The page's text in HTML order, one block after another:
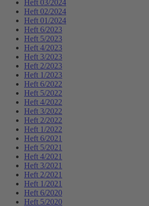
Heft 03/2024
Heft 02/2024
Heft 01/2024
Heft 6/2023
Heft 5/2023
Heft 4/2023
Heft 3/2023
Heft 2/2023
Heft 1/2023
Heft 6/2022
Heft 5/2022
Heft 4/2022
Heft 3/2022
Heft 2/2022
Heft 1/2022
Heft 6/2021
Heft 5/2021
Heft 4/2021
Heft 3/2021
Heft 2/2021
Heft 1/2021
Heft 6/2020
Heft 5/2020